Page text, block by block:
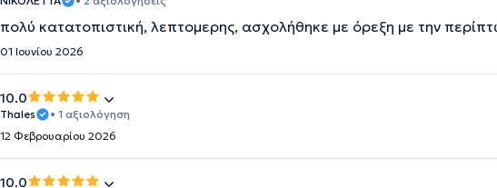
πολύ κατατοπιστική, λεπτομερης, ασχολήθηκε με όρεξη με την
01 Ιουνίου 2026
10.0
Thales
• 1 αξιολόγηση
12 Φεβρουαρίου 2026
10.0